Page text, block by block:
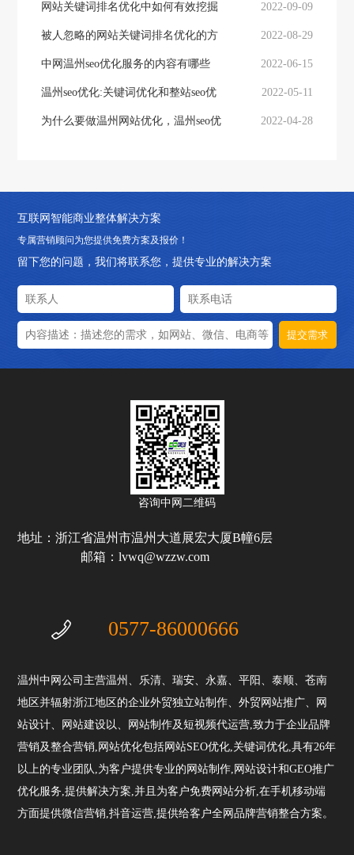
名被恶意泛解析
网站关键词排名优化中如何有效挖掘
关键词（干货）
2022-09-09
被人忽略的网站关键词排名优化的方
法
2022-08-29
中网温州seo优化服务的内容有哪些 2022-06-15
温州seo优化:关键词优化和整站seo优
化的优劣以及不同
2022-05-11
为什么要做温州网站优化，温州seo优 2022-04-28
互联网智能商业整体解决方案
专属营销顾问为您提供免费方案及报价！
留下您的问题，我们将联系您，提供专业的解决方案
提交需求
咨询中网二维码
地址：浙江省温州市温州大道展宏大厦B幢6层
邮箱：lvwq@wzzw.com
0577-86000666
温州中网公司主营温州、乐清、瑞安、永嘉、平阳、泰顺、苍南
地区并辐射浙江地区的企业外贸独立站制作、外贸网站推广、网
站设计、网站建设以、网站制作及短视频代运营,致力于企业品牌
营销及整合营销,网站优化包括网站SEO优化,关键词优化,具有26年
以上的专业团队,为客户提供专业的网站制作,网站设计和GEO推广
优化服务,提供解决方案,并且为客户免费网站分析,在手机移动端
方面提供微信营销,抖音运营,提供给客户全网品牌营销整合方案。